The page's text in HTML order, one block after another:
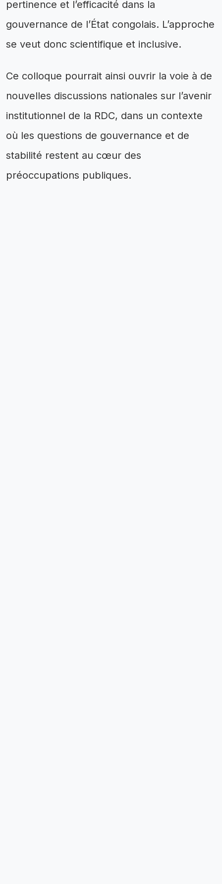
pertinence et l’efficacité dans la
gouvernance de l’État congolais. L’approche
se veut donc scientifique et inclusive.
Ce colloque pourrait ainsi ouvrir la voie à de
nouvelles discussions nationales sur l’avenir
institutionnel de la RDC, dans un contexte
où les questions de gouvernance et de
stabilité restent au cœur des
préoccupations publiques.